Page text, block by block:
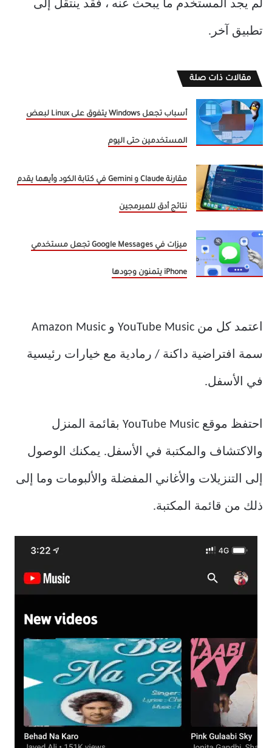
لم يجد المستخدم ما يبحث عنه ، فقد ينتقل إلى
تطبيق آخر.
مقالات ذات صلة
أسباب تجعل Windows يتفوق على Linux لبعض
المستخدمين حتى اليوم
مقارنة Claude و Gemini في كتابة الكود وأيهما يقدم
نتائج أدق للمبرمجين
ميزات في Google Messages تجعل مستخدمي
iPhone يتمنون وجودها
اعتمد كل من YouTube Music و Amazon Music
سمة افتراضية داكنة / رمادية مع خيارات رئيسية
في الأسفل.
احتفظ موقع YouTube Music بقائمة المنزل
والاكتشاف والمكتبة في الأسفل. يمكنك الوصول
إلى التنزيلات والأغاني المفضلة والألبومات وما إلى
ذلك من قائمة المكتبة.